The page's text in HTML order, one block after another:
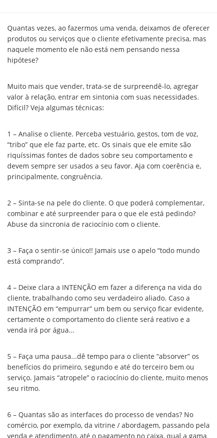
Quantas vezes, ao fazermos uma venda, deixamos de oferecer
produtos ou serviços que o cliente efetivamente precisa, mas
naquele momento ele não está nem pensando nessa
hipótese?
Muito mais que vender, trata-se de surpreendê-lo, agregar
valor à relação, entrar em sintonia com suas necessidades.
Difícil? Veja algumas técnicas:
1 – Analise o cliente. Perceba vestuário, gestos, tom de voz,
“tribo” que ele faz parte, etc. Os sinais que ele emite são
riquíssimas fontes de dados sobre seu comportamento e
devem sempre ser usados a seu favor. Aja com coerência e,
principalmente, congruência.
2 – Sinta-se na pele do cliente. O que poderá complementar,
combinar e até surpreender para o que ele está pedindo?
Abuse da sincronia de raciocínio com o cliente.
3 – Faça o sentir-se único!! Jamais use o apelo “todo mundo
está comprando”.
4 – Deixe clara a INTENÇÃO em fazer a diferença na vida do
cliente, trabalhando como seu verdadeiro aliado. Caso a
INTENÇÃO em “empurrar” um bem ou serviço ficar evidente,
certamente o comportamento do cliente será reativo e a
venda irá por água...
5 – Faça uma pausa...dê tempo para o cliente “absorver” os
benefícios do primeiro, segundo e até do terceiro bem ou
serviço. Jamais “atropele” o raciocínio do cliente, muito menos
seu ritmo.
6 – Quantas são as interfaces do processo de vendas? No
comércio, por exemplo, da vitrine / abordagem, passando pela
venda e atendimento, até o pagamento no caixa, qual a gama